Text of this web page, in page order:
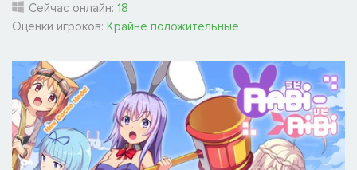
Сейчас онлайн: 18
Оценки игроков: Крайне положительные